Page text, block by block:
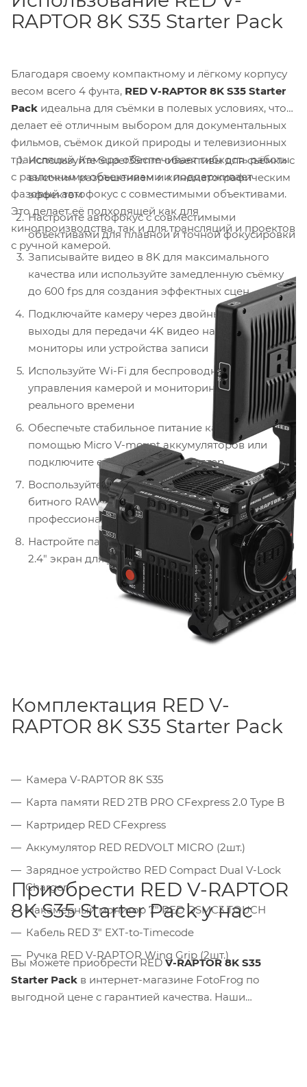
RAPTOR 8K S35 Starter Pack
Благодаря своему компактному и лёгкому корпусу
весом всего 4 фунта, RED V-RAPTOR 8K S35 Starter
Pack идеальна для съёмки в полевых условиях, что
делает её отличным выбором для документальных
фильмов, съёмок дикой природы и телевизионных
трансляций. Камера обеспечивает гибкость работы
с различными объективами и поддерживает
фазовый автофокус с совместимыми объективами.
Это делает её подходящей как для
кинопроизводства, так и для трансляций и проектов
с ручной камерой.
Используйте Super35mm объективы для съёмки с
высоким разрешением и кинематографическим
эффектом
Настройте автофокус с совместимыми
объективами для плавной и точной фокусировки
Записывайте видео в 8K для максимального
качества или используйте замедленную съёмку
до 600 fps для создания эффектных сцен
Подключайте камеру через двойные 12G-SDI
выходы для передачи 4K видео на внешние
мониторы или устройства записи
Используйте Wi-Fi для беспроводного
управления камерой и мониторинга в режиме
реального времени
Обеспечьте стабильное питание камеры с
помощью Micro V-mount аккумуляторов или
подключите её к сети через адаптер
Воспользуйтесь REDCODE RAW для записи 16-
битного RAW видео и дальнейшей
профессиональной обработки
Настройте параметры съёмки через встроенный
2.4" экран для удобного контроля
Комплектация RED V-
RAPTOR 8K S35 Starter Pack
Камера V-RAPTOR 8K S35
Карта памяти RED 2TB PRO CFexpress 2.0 Type B
Картридер RED CFexpress
Аккумулятор RED REDVOLT MICRO (2шт.)
Зарядное устройство RED Compact Dual V-Lock
Charger
Накамерный монитор 7" RED DSMC3 TOUCH
Кабель RED 3" EXT-to-Timecode
Ручка RED V-RAPTOR Wing Grip (2шт.)
Приобрести RED V-RAPTOR
8K S35 Starter Pack у нас
Вы можете приобрести REDV-RAPTOR 8K S35
Starter Pack в интернет-магазине FotoFrog по
выгодной цене с гарантией качества. Наши